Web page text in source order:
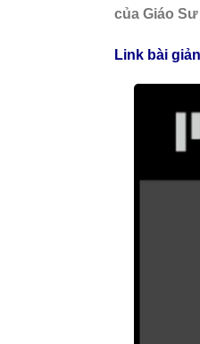
của Giáo
Link bài